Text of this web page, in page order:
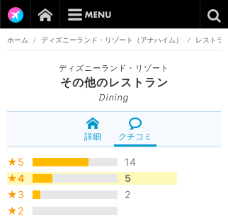
ホーム / ディズニーランド・リゾート（アナハイム） / レストラン
ディズニーランド・リゾート
その他のレストラン
Dining
詳細 クチコミ
★5
14
★4
5
★3
2
★2